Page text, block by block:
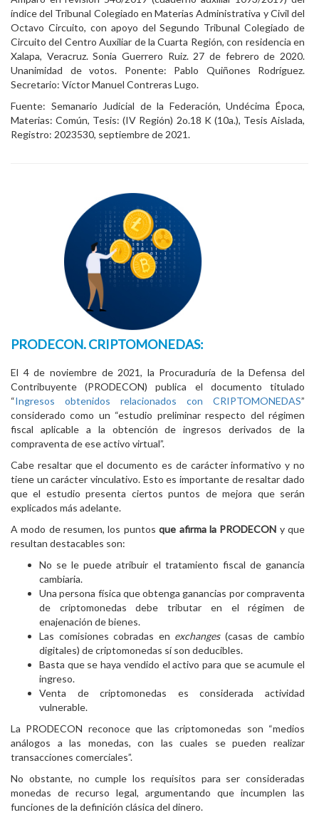
índice del Tribunal Colegiado en Materias Administrativa y Civil del
Octavo Circuito, con apoyo del Segundo Tribunal Colegiado de
Circuito del Centro Auxiliar de la Cuarta Región, con residencia en
Xalapa, Veracruz. Sonia Guerrero Ruiz. 27 de febrero de 2020.
Unanimidad de votos. Ponente: Pablo Quiñones Rodríguez.
Secretario: Víctor Manuel Contreras Lugo.
Fuente: Semanario Judicial de la Federación, Undécima Época,
Materias: Común, Tesis: (IV Región) 2o.18 K (10a.), Tesis Aislada,
Registro: 2023530, septiembre de 2021.
PRODECON. CRIPTOMONEDAS:
El 4 de noviembre de 2021, la Procuraduría de la Defensa del
Contribuyente (PRODECON) publica el documento titulado
“Ingresos obtenidos relacionados con CRIPTOMONEDAS”
considerado como un “estudio preliminar respecto del régimen
fiscal aplicable a la obtención de ingresos derivados de la
compraventa de ese activo virtual”.
Cabe resaltar que el documento es de carácter informativo y no
tiene un carácter vinculativo. Esto es importante de resaltar dado
que el estudio presenta ciertos puntos de mejora que serán
explicados más adelante.
A modo de resumen, los puntosque afirma la PRODECON y que
resultan destacables son:
No se le puede atribuir el tratamiento fiscal de ganancia
cambiaria.
Una persona física que obtenga ganancias por compraventa
de criptomonedas debe tributar en el régimen de
enajenación de bienes.
Las comisiones cobradas en exchanges (casas de cambio
digitales) de criptomonedas sí son deducibles.
Basta que se haya vendido el activo para que se acumule el
ingreso.
Venta de criptomonedas es considerada actividad
vulnerable.
La PRODECON reconoce que las criptomonedas son “medios
análogos a las monedas, con las cuales se pueden realizar
transacciones comerciales”.
No obstante, no cumple los requisitos para ser consideradas
monedas de recurso legal, argumentando que incumplen las
funciones de la definición clásica del dinero.